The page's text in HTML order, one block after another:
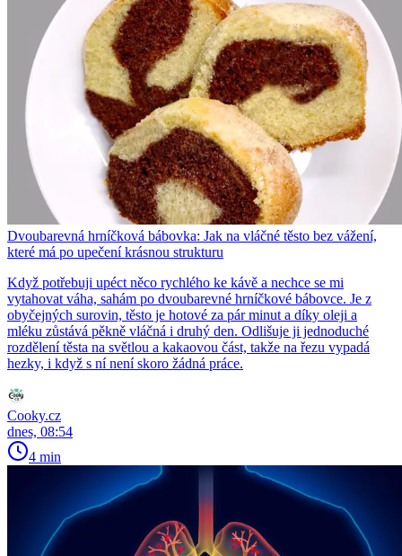
Dvoubarevná hrníčková bábovka: Jak na vláčné těsto bez vážení,
které má po upečení krásnou strukturu
Když potřebuji upéct něco rychlého ke kávě a nechce se mi
vytahovat váha, sahám po dvoubarevné hrníčkové bábovce. Je z
obyčejných surovin, těsto je hotové za pár minut a díky oleji a
mléku zůstává pěkně vláčná i druhý den. Odlišuje ji jednoduché
rozdělení těsta na světlou a kakaovou část, takže na řezu vypadá
hezky, i když s ní není skoro žádná práce.
Cooky.cz
dnes, 08:54
4 min